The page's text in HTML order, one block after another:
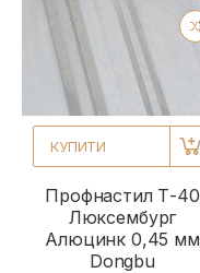
КУПИТИ
Профнастил Т-40
Люксембург
Алюцинк 0,45 мм
Dongbu